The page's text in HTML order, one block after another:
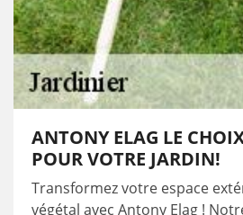
ANTONY ELAG LE
POUR VOTRE JARDIN!
Transformez votre espace
végétal avec Antony Elag !